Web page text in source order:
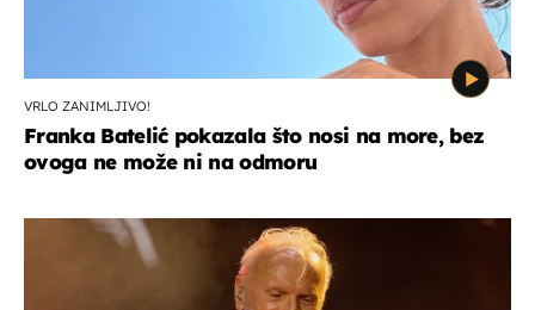
VRLO ZANIMLJIVO!
Franka Batelić pokazala što nosi na more, bez
ovoga ne može ni na odmoru